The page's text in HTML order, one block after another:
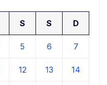
S S D
5 6 7
12 13 14